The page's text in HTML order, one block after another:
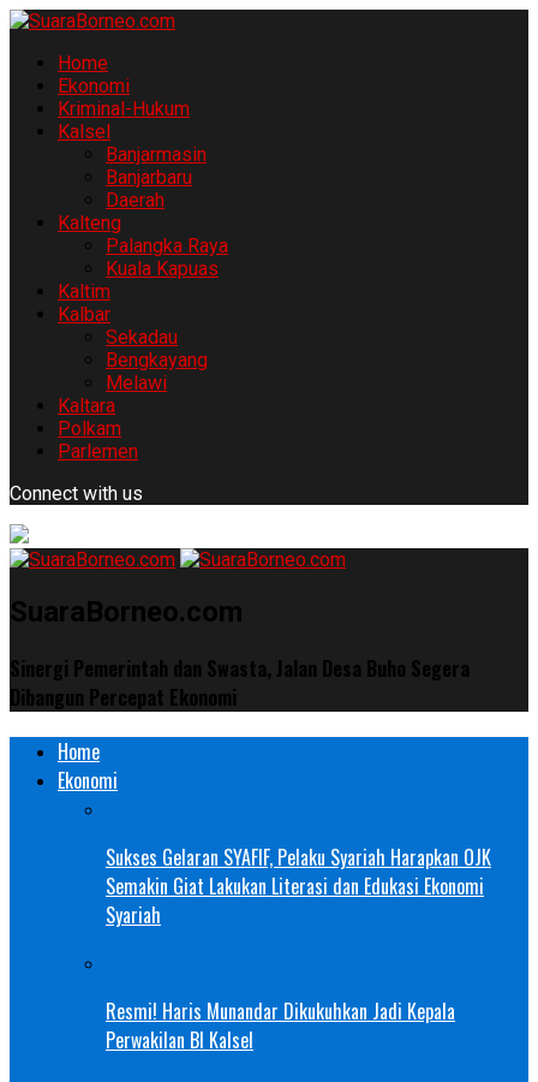
Home
Ekonomi
Kriminal-Hukum
Kalsel
Banjarmasin
Banjarbaru
Daerah
Kalteng
Palangka Raya
Kuala Kapuas
Kaltim
Kalbar
Sekadau
Bengkayang
Melawi
Kaltara
Polkam
Parlemen
Connect with us
SuaraBorneo.com
Sinergi Pemerintah dan Swasta, Jalan Desa Buho Segera
Dibangun Percepat Ekonomi
Home
Ekonomi
Sukses Gelaran SYAFIF, Pelaku Syariah Harapkan OJK
Semakin Giat Lakukan Literasi dan Edukasi Ekonomi
Syariah
Resmi! Haris Munandar Dikukuhkan Jadi Kepala
Perwakilan BI Kalsel